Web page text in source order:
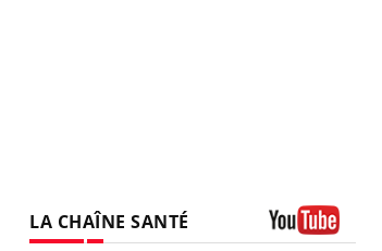
LA CHAÎNE SANTÉ